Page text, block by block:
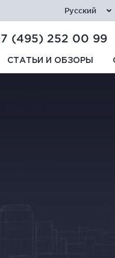
Русский
(495) 252 00 99
СТАТЬИ И ОБЗОРЫ